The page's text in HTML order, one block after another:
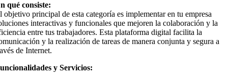
qué consiste:
objetivo principal de esta categoría es implementar en tu empresa
interactivas y funcionales que mejoren la colaboración y la
entre tus trabajadores. Esta plataforma digital facilita la
y la realización de tareas de manera conjunta y segura a
de Internet.
y Servicios: